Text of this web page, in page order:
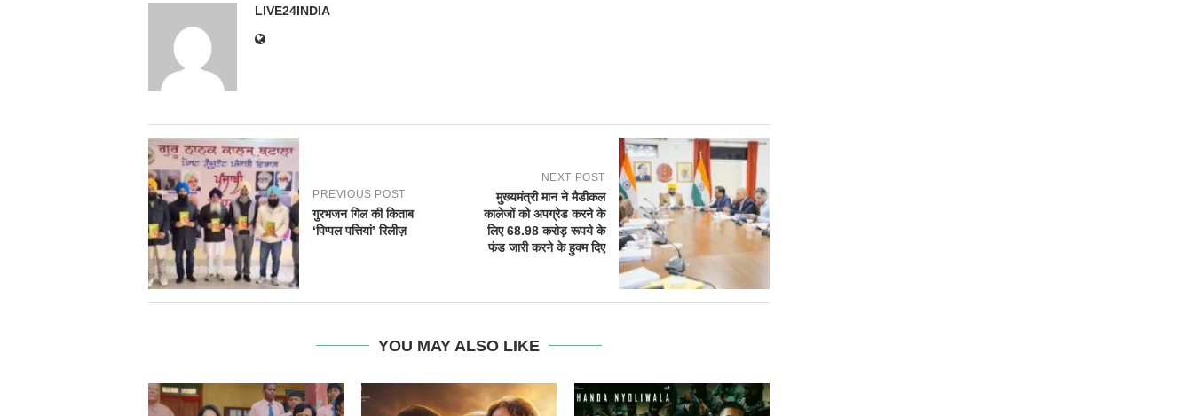
LIVE24INDIA
PREVIOUS POST
गुरभजन गिल की किताब
‘पिप्पल पत्तियां’ रिलीज़
NEXT POST
मुख्यमंत्री मान ने मैडीकल
कालेजों को अपग्रेड करने के
लिए 68.98 करोड़ रूपये के
फंड जारी करने के हुक्म दिए
YOU MAY ALSO LIKE